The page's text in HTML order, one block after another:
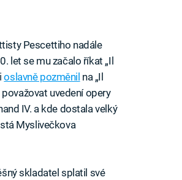
Pescettiho nadále
let se mu začalo říkat „Il
oslavně pozměnil na „Il
uvedení opery
IV. a kde dostala velký
Myslivečkova
skladatel splatil své